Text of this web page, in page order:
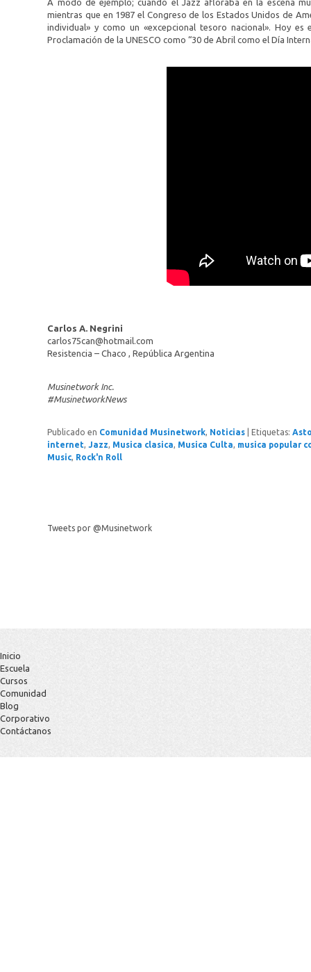
A modo de ejemplo; cuando el Jazz afloraba en la escena
mientras que en 1987 el Congreso de los Estados Unidos de
individual» y como un «excepcional tesoro nacional». Hoy
Proclamación de la UNESCO como “30 de Abril como el Día
Carlos A. Negrini
carlos75can@hotmail.com
Resistencia – Chaco , República Argentina
Musinetwork Inc.
#MusinetworkNews
Publicado en Comunidad Musinetwork, Noticias Etiquetas:
internet,Jazz, Musica clasica, Musica Culta, musica popular
Music, Rock'n Roll
Tweets por @Musinetwork
Inicio
Escuela
Cursos
Comunidad
Blog
Corporativo
Contáctanos